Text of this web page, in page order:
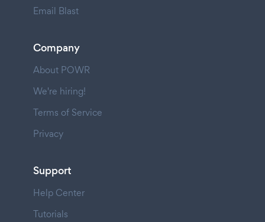
Email Blast
Company
About POWR
We're hiring!
Terms of Service
Privacy
Support
Help Center
Tutorials